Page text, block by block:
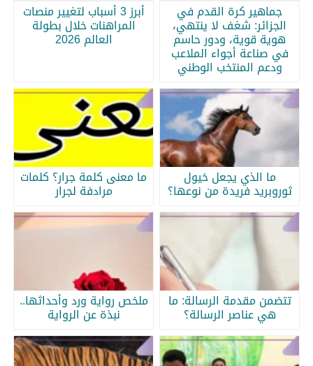
جماهير كرة القدم في
الجزائر: شغف لا ينتهي،
هوية قوية، ودور حاسم
في صناعة أجواء الملاعب
ودعم المنتخب الوطني
أبرز 3 أسباب لتغيير منصات
المراهنات خلال بطولة
العالم 2026
ما الذي يجعل خيول
ثوروبريد فريدة من نوعها؟
ما معنى كلمة جرار؟ كلمات
مرادفة لجرار
تتضمن مقدمة الرسالة: ما
هي عناصر الرسالة؟
ملخص رواية ورد وأحداثها..
نبذة عن الرواية